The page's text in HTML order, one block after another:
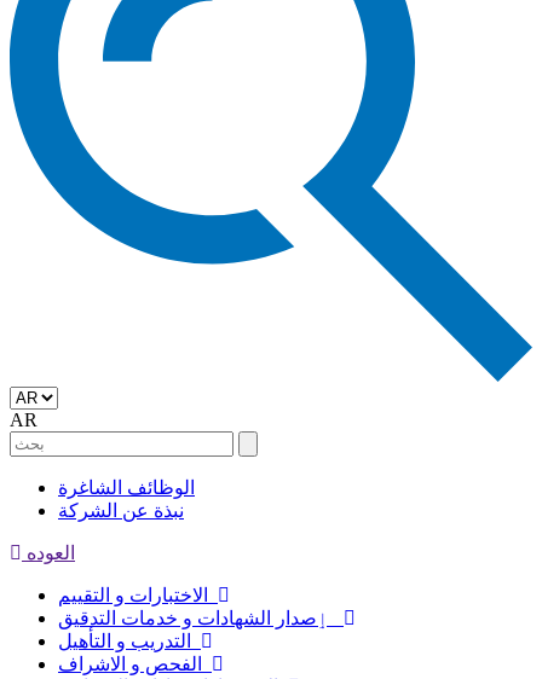
AR
الوظائف الشاغرة
نبذة عن الشركة
العوده